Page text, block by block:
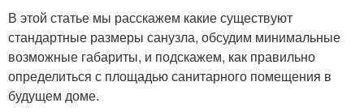
В этой статье мы расскажем какие существуют
стандартные размеры санузла, обсудим минимальные
возможные габариты, и подскажем, как правильно
определиться с площадью санитарного помещения в
будущем доме.